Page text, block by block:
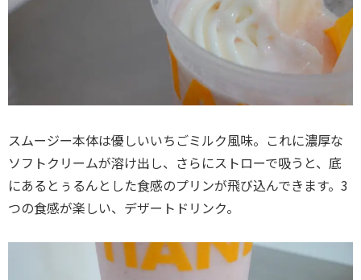
スムージー本体は優しいいちごミルク風味。これに濃厚な
ソフトクリームが溶け出し、さらにストローで吸うと、底
にあるとぅるんとした食感のプリンが飛び込んできます。3
つの食感が楽しい、デザートドリンク。